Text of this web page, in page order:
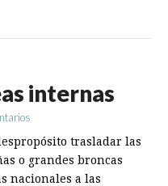
internas
trasladar las
o grandes broncas
nacionales a las